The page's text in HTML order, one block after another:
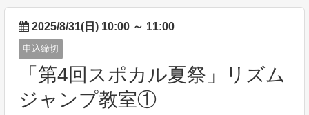
2025/8/31(日) 10:00 ～ 11:00
申込締切
「第4回スポカル夏祭」リズム
ジャンプ教室①